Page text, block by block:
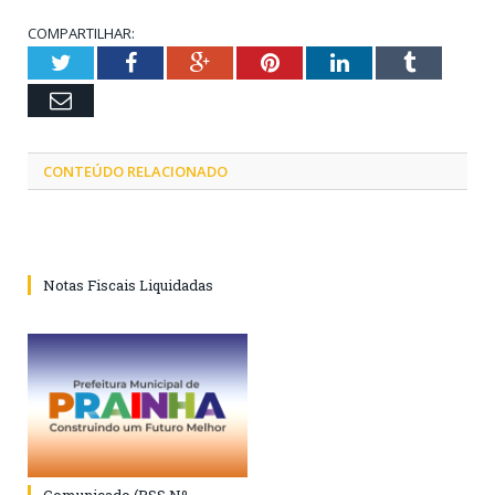
COMPARTILHAR:
TwitterFacebookGoogle+PinterestLinkedInTumblr
Email
CONTEÚDO RELACIONADO
Notas Fiscais Liquidadas